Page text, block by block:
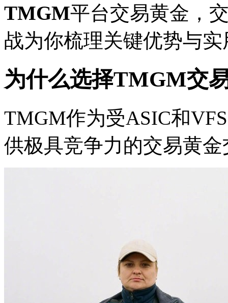
TMGM平台交易黄金，
战为你梳理关键优势与
为什么选择TMGM交
TMGM作为受ASIC和
供极具竞争力的交易黄